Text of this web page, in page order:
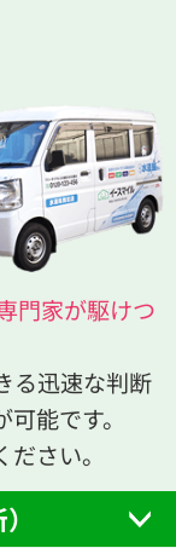
門家が駆けつ
る迅速な判断
能です。
さい。